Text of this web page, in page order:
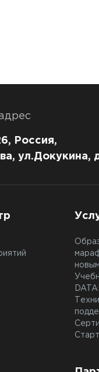
Россия,
ул.Докукина,